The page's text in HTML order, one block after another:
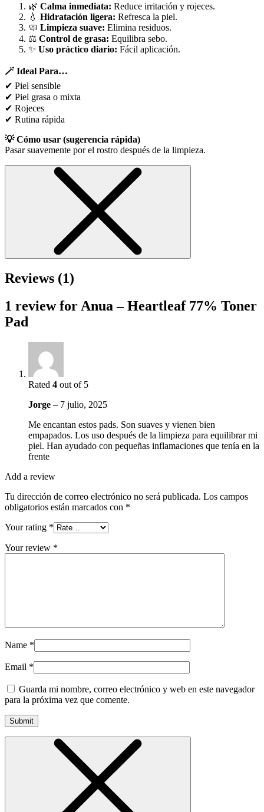
🌿 Calma inmediata: Reduce irritación y rojeces.
💧 Hidratación ligera: Refresca la piel.
🧼 Limpieza suave: Elimina residuos.
⚖️ Control de grasa: Equilibra sebo.
✨ Uso práctico diario: Fácil aplicación.
🪄 Ideal Para…
✔ Piel sensible
✔ Piel grasa o mixta
✔ Rojeces
✔ Rutina rápida
💡 Cómo usar (sugerencia rápida)
Pasar suavemente por el rostro después de la limpieza.
Reviews (1)
1 review for Anua – Heartleaf 77% Toner
Pad
Rated 4 out of 5
Jorge – 7 julio, 2025
Me encantan estos pads. Son suaves y vienen bien
empapados. Los uso después de la limpieza para equilibrar mi
piel. Han ayudado con pequeñas inflamaciones que tenía en la
frente
Add a review
Tu dirección de correo electrónico no será publicada. Los campos
obligatorios están marcados con *
Your rating *
Your review *
Name *
Email *
Guarda mi nombre, correo electrónico y web en este navegador
para la próxima vez que comente.